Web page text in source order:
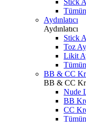
Stick
Aydınlatıcı
Aydınlatıcı
Stick
Toz
Likit
BB & CC
BB & CC
Nude
BB
CC